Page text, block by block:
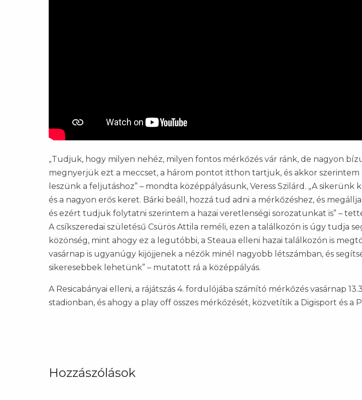
„Tudjuk, hogy milyen nehéz, milyen fontos mérkőzés vár ránk, de nagyon
megnyerjük ezt a meccset, a három pontot itthon tartjuk, és akkor szerintem
leszünk a feljutáshoz” – mondta középpályásunk, Veress Szilárd. „A sikerünk
és a nagyon erős keret. Bárki beáll, hozzá tud adni a mérkőzéshez, és
és ezért tudjuk folytatni szerintem a hazai veretlenségi sorozatunkat is” –
A csíkszeredai születésű Csürös Attila reméli, ezen a találkozón is úgy tudja
közönség, mint ahogy ez a legutóbbi, a Steaua elleni hazai találkozón is
vasárnap is ugyanúgy kijöjjenek a nézők minél nagyobb létszámban, és
sikeresebbek lehetünk” – mutatott rá a középpályás.
A Resicabányai elleni, a rájátszás 4. fordulójába számító mérkőzés vasárnap
stadionban, és ahogy a play off összes mérkőzését, közvetítik a Digisport és a
Hozzászólások